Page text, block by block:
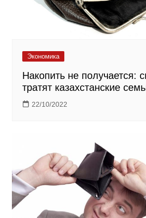
Экономика
Накопить не получается:
тратят казахстанские
22/10/2022